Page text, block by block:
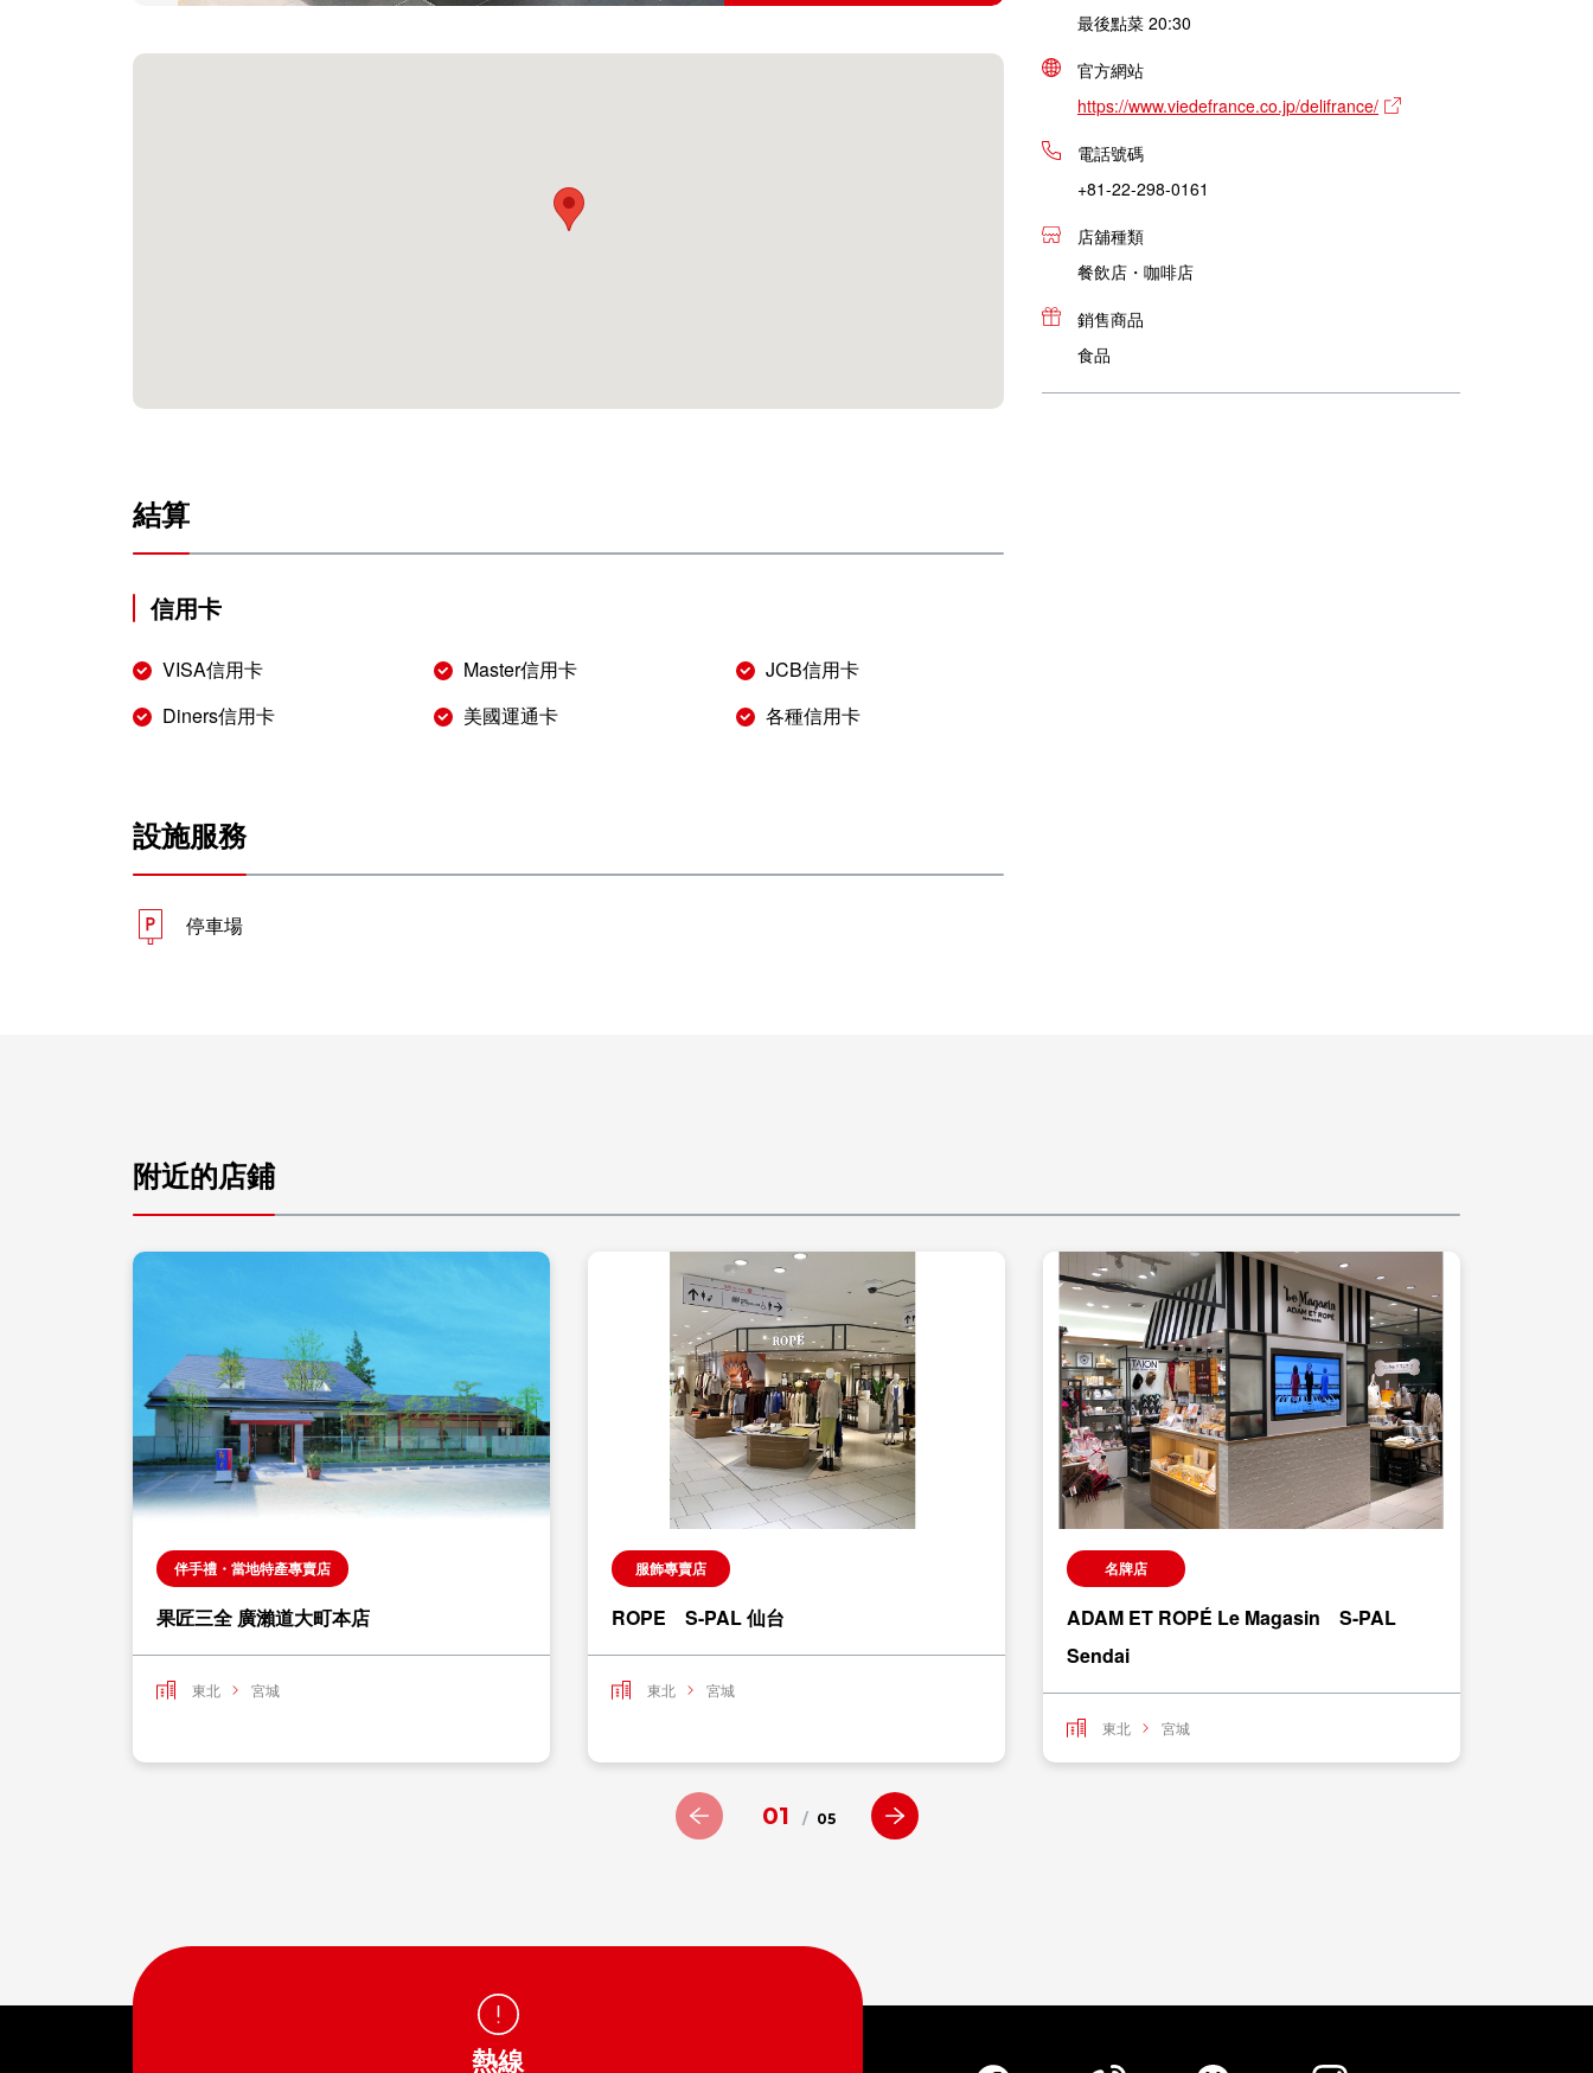
最後點菜 20:30
官方網站
https://www.viedefrance.co.jp/delifrance/
電話號碼
+81-22-298-0161
店舖種類
餐飲店・咖啡店
銷售商品
食品
結算
信用卡
VISA信用卡 Master信用卡
JCB信用卡
Diners信用卡
美國運通卡 各種信用卡
設施服務
停車場
附近的店鋪
伴手禮・當地特產專賣店
果匠三全 廣瀨道大町本店
東北 宮城
服飾專賣店
ROPE S-PAL 仙台
東北 宮城
名牌店
ADAM ET ROPÉ Le Magasin S-PAL
Sendai
東北 宮城
01 / 05
熱線